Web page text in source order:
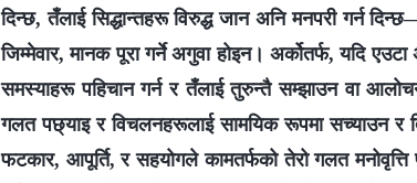
दिन्छ, तँलाई सिद्धान्तहरू विरुद्ध जान अनि मनपरी गर्न
जिम्मेवार, मानक पूरा गर्ने अगुवा होइन। अर्कोतर्फ, यदि
समस्याहरू पहिचान गर्न र तँलाई तुरुन्तै सम्झाउन वा
गलत पछ्याइ र विचलनहरूलाई सामयिक रूपमा सच्याउन र
फटकार, आपूर्ति, र सहयोगले कामतर्फको तेरो गलत